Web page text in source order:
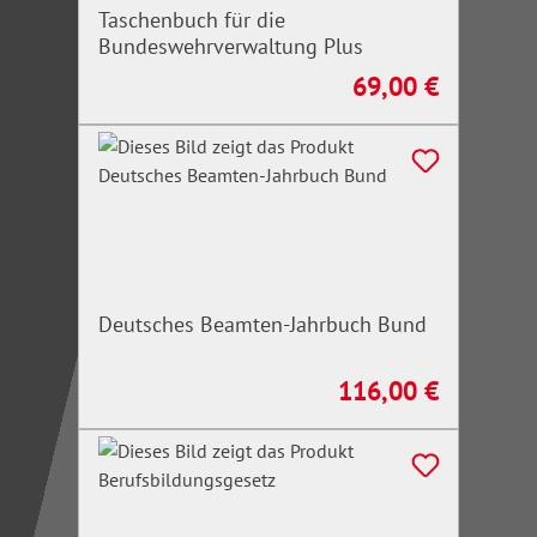
Taschenbuch für die
Bundeswehrverwaltung Plus
Regulärer Preis:
69,00 €
Deutsches Beamten-Jahrbuch Bund
Regulärer Preis:
116,00 €